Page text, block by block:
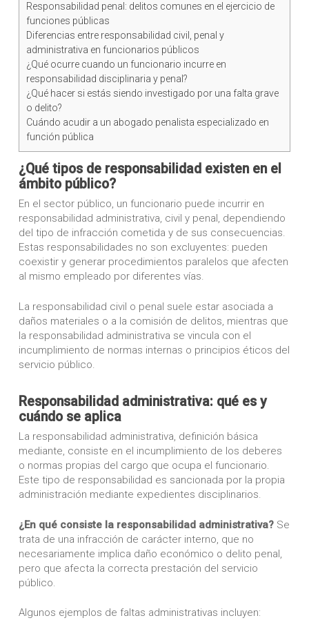
Responsabilidad penal: delitos comunes en el ejercicio de
funciones públicas
Diferencias entre responsabilidad civil, penal y
administrativa en funcionarios públicos
¿Qué ocurre cuando un funcionario incurre en
responsabilidad disciplinaria y penal?
¿Qué hacer si estás siendo investigado por una falta grave
o delito?
Cuándo acudir a un abogado penalista especializado en
función pública
¿Qué tipos de responsabilidad existen en el
ámbito público?
En el sector público, un funcionario puede incurrir en
responsabilidad administrativa, civil y penal, dependiendo
del tipo de infracción cometida y de sus consecuencias.
Estas responsabilidades no son excluyentes: pueden
coexistir y generar procedimientos paralelos que afecten
al mismo empleado por diferentes vías.
La responsabilidad civil o penal suele estar asociada a
daños materiales o a la comisión de delitos, mientras que
la responsabilidad administrativa se vincula con el
incumplimiento de normas internas o principios éticos del
servicio público.
Responsabilidad administrativa: qué es y
cuándo se aplica
La responsabilidad administrativa, definición básica
mediante, consiste en el incumplimiento de los deberes
o normas propias del cargo que ocupa el funcionario.
Este tipo de responsabilidad es sancionada por la propia
administración mediante expedientes disciplinarios.
¿En qué consiste la responsabilidad administrativa?Se
trata de una infracción de carácter interno, que no
necesariamente implica daño económico o delito penal,
pero que afecta la correcta prestación del servicio
público.
Algunos ejemplos de faltas administrativas incluyen: